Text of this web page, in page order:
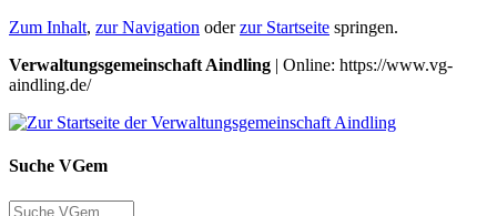
Zum Inhalt, zur Navigation oderzur Startseite springen.
Verwaltungsgemeinschaft Aindling | Online: https://www.vg-
aindling.de/
Suche VGem